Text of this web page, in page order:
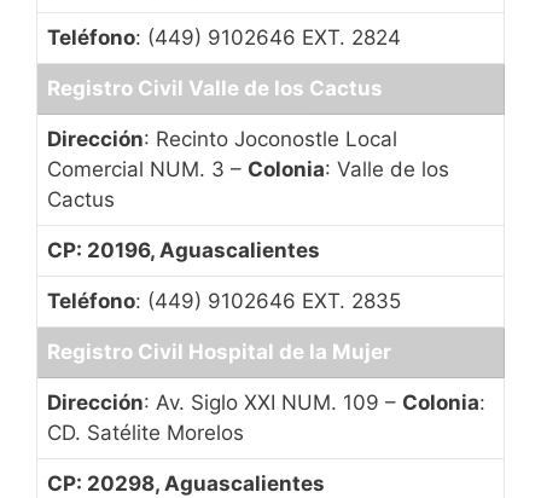
Teléfono: (449) 9102646 EXT. 2824
Registro Civil Valle de los Cactus
Dirección: Recinto Joconostle Local
Comercial NUM. 3 – Colonia: Valle de los
Cactus
CP: 20196, Aguascalientes
Teléfono: (449) 9102646 EXT. 2835
Registro Civil Hospital de la Mujer
Dirección: Av. Siglo XXI NUM. 109 – Colonia:
CD. Satélite Morelos
CP: 20298, Aguascalientes